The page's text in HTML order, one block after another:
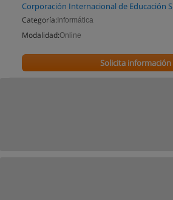
Corporación Internacional de Educación
Categoría: Informática
Modalidad:Online
Solicita información